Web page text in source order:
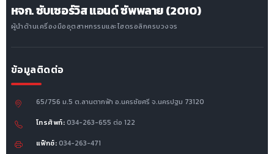
หจก. ซับเซอร์วิส แอนด์ ซัพพลาย (2010)
ผู้นำด้านเครื่องมืออุตสาหกรรมและไฮดรอลิกครบวงจร
ข้อมูลติดต่อ
65/756 ม.5 ต.ลานตากฟ้า อ.นครชัยศรี จ.นครปฐม 73120
โทรศัพท์: 034-263-655 ต่อ 122
แฟ็กซ์: 034-263-471